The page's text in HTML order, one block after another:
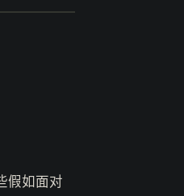
假如面对